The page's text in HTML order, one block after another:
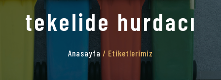
tekelide hurdacı
Anasayfa / Etiketlerimiz